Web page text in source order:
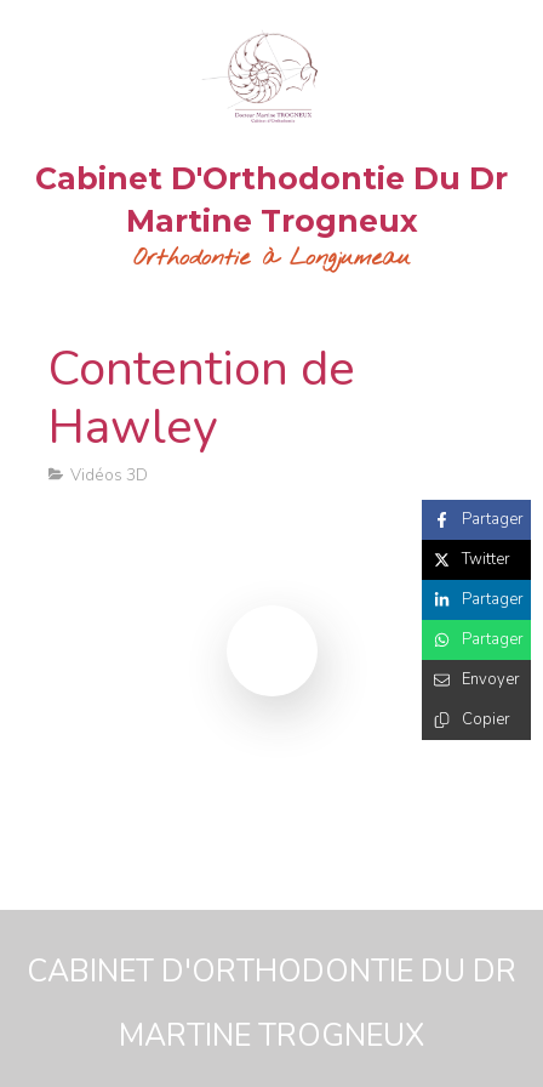
Cabinet D'Orthodontie Du Dr
Martine Trogneux
Orthodontie à Longjumeau
Contention de
Hawley
Vidéos 3D
Partager
Twitter
Partager
Partager
Envoyer
Copier
CABINET D'ORTHODONTIE DU DR
MARTINE TROGNEUX